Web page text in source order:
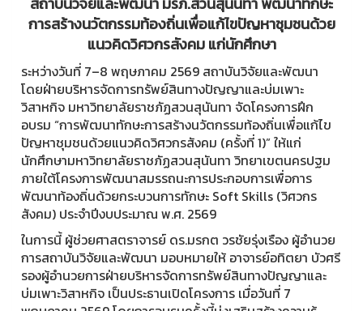
การสร้างนวัตกรรมท้องถิ่นเพื่อแก้ไขปัญหาชุมชนด้วย
แนวคิดวิศวกรสังคม แก่นักศึกษา
ระหว่างวันที่ 7–8 พฤษภาคม 2569 สถาบันวิจัยและพัฒนา
โดยฝ่ายบริหารจัดการทรัพย์สินทางปัญญาและบ่มเพาะ
วิสาหกิจ มหาวิทยาลัยราชภัฏสวนสุนันทา จัดโครงการฝึก
อบรม “การพัฒนาทักษะการสร้างนวัตกรรมท้องถิ่นเพื่อแก้ไข
ปัญหาชุมชนด้วยแนวคิดวิศวกรสังคม (ครั้งที่ 1)” ให้แก่
นักศึกษามหาวิทยาลัยราชภัฏสวนสุนันทา วิทยาเขตนครปฐม
ภายใต้โครงการพัฒนาสมรรถนะการประกอบการเพื่อการ
พัฒนาท้องถิ่นด้วยกระบวนการทักษะ Soft Skills (วิศวกร
สังคม) ประจำปีงบประมาณ พ.ศ. 2569
ในการนี้ ผู้ช่วยศาสตราจารย์ ดร.มรกต วรชัยรุ่งเรือง ผู้อำนวย
การสถาบันวิจัยและพัฒนา มอบหมายให้ อาจารย์อทิตยา บัวศรี
รองผู้อำนวยการฝ่ายบริหารจัดการทรัพย์สินทางปัญญาและ
บ่มเพาะวิสาหกิจ เป็นประธานเปิดโครงการ เมื่อวันที่ 7